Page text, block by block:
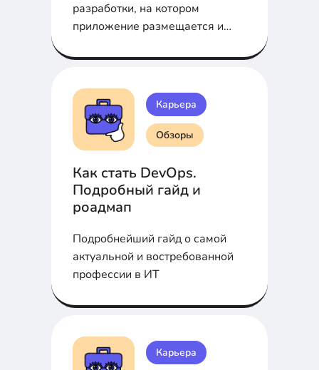
разработки, на котором
приложение размещается и
позволяет начать его
разберемся, как это
происходит.
Карьера
Обзоры
Как стать DevOps.
Подробный гайд и
роадмап
Подробнейший гайд о самой
актуальной и востребованной
профессии в ИТ
Карьера